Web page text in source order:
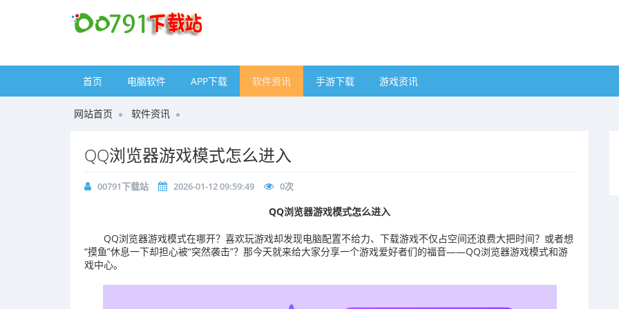
首页 电脑软件 APP下载 软件资讯 手游下载 游戏资讯
网站首页 软件资讯
QQ浏览器游戏模式怎么进入
00791下载站 2026-01-12 09:59:49 0次
QQ浏览器游戏模式怎么进入
QQ浏览器游戏模式在哪开？喜欢玩游戏却发现电脑配置不给力、下载游戏不仅占空间还浪费大把时间？或者想
“摸鱼”休息一下却担心被“突然袭击”？那今天就来给大家分享一个游戏爱好者们的福音——QQ浏览器游戏模式和游
戏中心。